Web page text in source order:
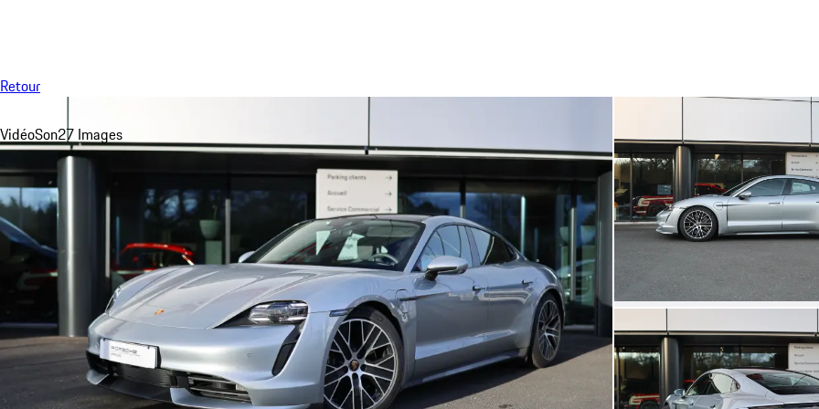
Retour
VidéoSon27 Images